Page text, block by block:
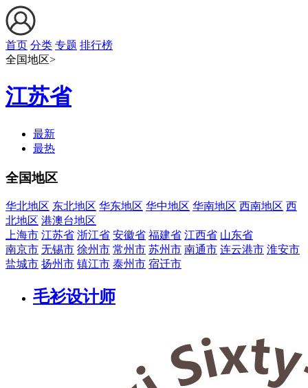
首页 分类 专题 排行榜
全国地区>
江苏省
最新
最热
全国地区
华北地区 东北地区 华东地区 华中地区 华南地区 西南地区 西
北地区 港澳台地区
上海市 江苏省 浙江省 安徽省 福建省 江西省 山东省
南京市 无锡市 徐州市 常州市 苏州市 南通市 连云港市 淮安市
盐城市 扬州市 镇江市 泰州市 宿迁市
毛衫设计师